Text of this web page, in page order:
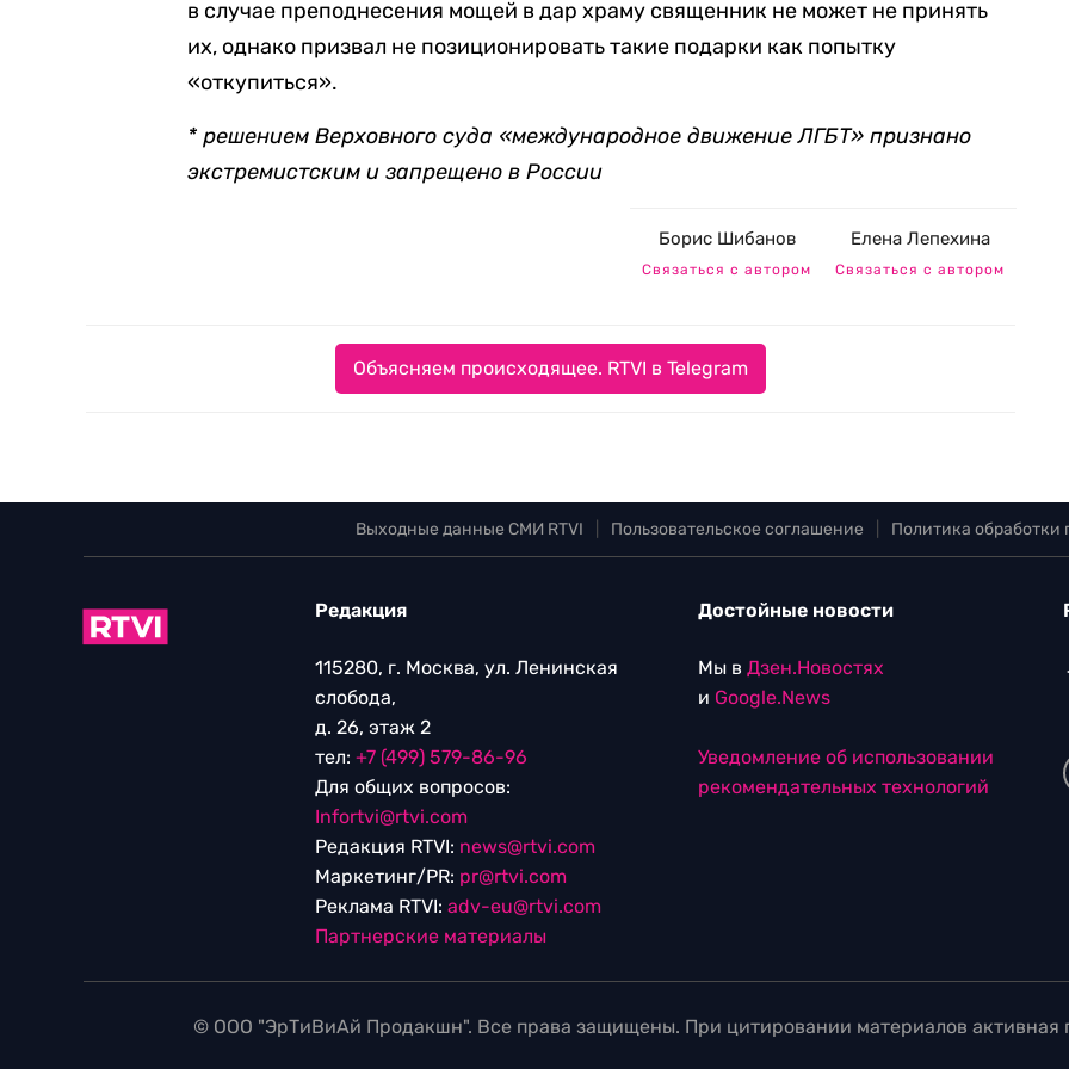
в случае преподнесения мощей в дар храму священник не может не принять
их, однако призвал не позиционировать такие подарки как попытку
«откупиться».
* решением Верховного суда «международное движение ЛГБТ» признано
экстремистским и запрещено в России
Борис Шибанов
Связаться с автором
Елена Лепехина
Связаться с автором
Объясняем происходящее. RTVI в Telegram
Выходные данные СМИ RTVI Пользовательское соглашение Политика
Редакция
115280, г. Москва, ул. Ленинская
слобода,
д. 26, этаж 2
тел: +7 (499) 579-86-96
Для общих вопросов:
Infortvi@rtvi.com
Редакция RTVI: news@rtvi.com
Маркетинг/PR: pr@rtvi.com
Реклама RTVI: adv-eu@rtvi.com
Партнерские материалы
Достойные новости
Мы в Дзен.Новостях
и Google.News
Уведомление об использовании
рекомендательных технологий
© ООО "ЭрТиВиАй Продакшн". Все права защищены. При цитировании материалов активная